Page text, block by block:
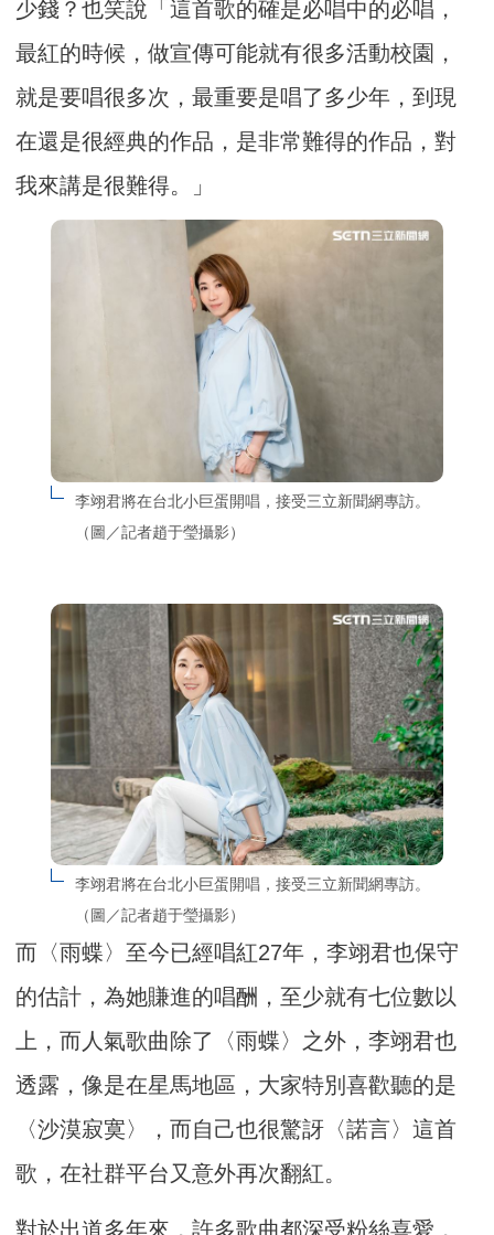
少錢？也笑說「這首歌的確是必唱中的必唱，
最紅的時候，做宣傳可能就有很多活動校園，
就是要唱很多次，最重要是唱了多少年，到現
在還是很經典的作品，是非常難得的作品，對
我來講是很難得。」
李翊君將在台北小巨蛋開唱，接受三立新聞網專訪。
（圖／記者趙于瑩攝影）
李翊君將在台北小巨蛋開唱，接受三立新聞網專訪。
（圖／記者趙于瑩攝影）
而〈雨蝶〉至今已經唱紅27年，李翊君也保守
的估計，為她賺進的唱酬，至少就有七位數以
上，而人氣歌曲除了〈雨蝶〉之外，李翊君也
透露，像是在星馬地區，大家特別喜歡聽的是
〈沙漠寂寞〉，而自己也很驚訝〈諾言〉這首
歌，在社群平台又意外再次翻紅。
對於出道多年來，許多歌曲都深受粉絲喜愛，